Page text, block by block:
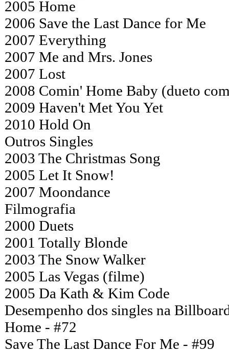
2005 Home
2006 Save the Last Dance for Me
2007 Everything
2007 Me and Mrs. Jones
2007 Lost
2008 Comin' Home Baby (dueto
2009 Haven't Met You Yet
2010 Hold On
Outros Singles
2003 The Christmas Song
2005 Let It Snow!
2007 Moondance
Filmografia
2000 Duets
2001 Totally Blonde
2003 The Snow Walker
2005 Las Vegas (filme)
2005 Da Kath & Kim Code
Desempenho dos singles na
Home - #72
Save The Last Dance For Me - #99